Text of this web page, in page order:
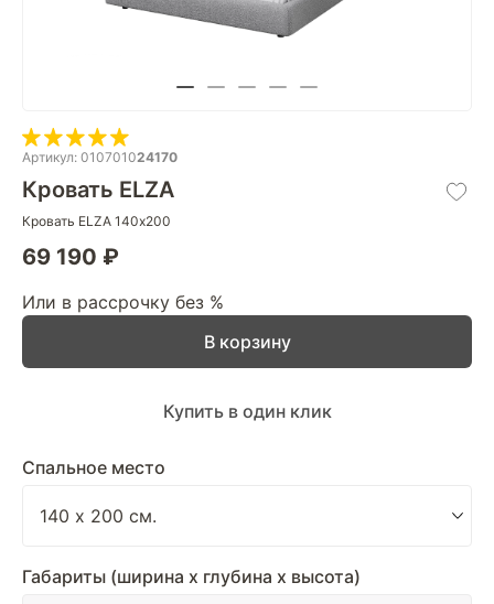
Артикул: 010701024170
Кровать ELZA
Кровать ELZA 140х200
69 190 ₽
Или в рассрочку без %
Спальное место
Габариты (ширина х глубина х высота)
В корзину
Купить в один клик